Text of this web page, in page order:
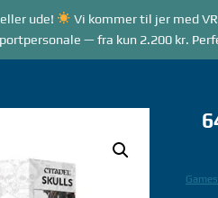
ude!
Vi kommer til jer med
— fra kun 2.200 kr.
ARRANGEMENTER VR